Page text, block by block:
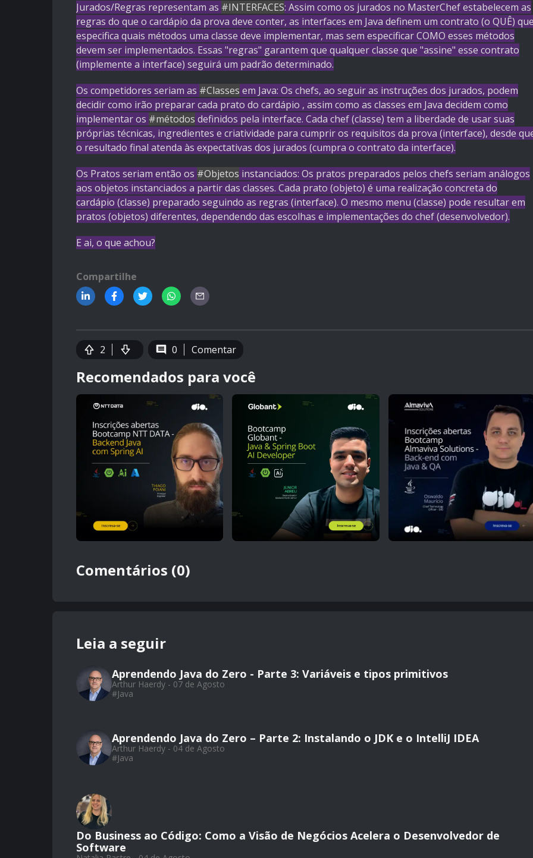
Jurados/Regras representam as #INTERFACES: Assim como os jurados no MasterChef estabelecem as
regras do que o cardápio da prova deve conter, as interfaces em Java definem um contrato (o QUÊ) que
especifica quais métodos uma classe deve implementar, mas sem especificar COMO esses métodos
devem ser implementados. Essas "regras" garantem que qualquer classe que "assine" esse contrato
(implemente a interface) seguirá um padrão determinado.
Os competidores seriam as #Classes em Java: Os chefs, ao seguir as instruções dos jurados, podem
decidir como irão preparar cada prato do cardápio , assim como as classes em Java decidem como
implementar os #métodos definidos pela interface. Cada chef (classe) tem a liberdade de usar suas
próprias técnicas, ingredientes e criatividade para cumprir os requisitos da prova (interface), desde
o resultado final atenda às expectativas dos jurados (cumpra o contrato da interface).
Os Pratos seriam então os #Objetos instanciados: Os pratos preparados pelos chefs seriam análogos
aos objetos instanciados a partir das classes. Cada prato (objeto) é uma realização concreta do
cardápio (classe) preparado seguindo as regras (interface). O mesmo menu (classe) pode resultar em
pratos (objetos) diferentes, dependendo das escolhas e implementações do chef (desenvolvedor).
E ai, o que achou?
Compartilhe
2 0 Comentar
Recomendados para você
Comentários (0)
Leia a seguir
Aprendendo Java do Zero - Parte 3: Variáveis e tipos primitivos
Arthur Haerdy - 07 de Agosto
#Java
Aprendendo Java do Zero – Parte 2: Instalando o JDK e o IntelliJ IDEA
Arthur Haerdy - 04 de Agosto
#Java
Do Business ao Código: Como a Visão de Negócios Acelera o Desenvolvedor de
Software